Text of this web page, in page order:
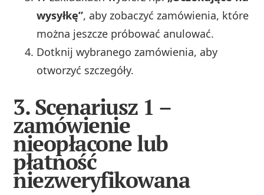
wysyłkę”, aby zobaczyć zamówienia, które
można jeszcze próbować anulować.
Dotknij wybranego zamówienia, aby
otworzyć szczegóły.
3. Scenariusz 1 –
zamówienie
nieopłacone lub
płatność
niezweryfikowana